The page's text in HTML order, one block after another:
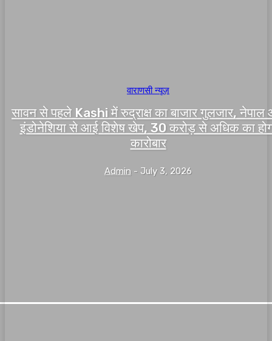
वाराणसी न्यूज़
सावन से पहले Kashi में रुद्राक्ष का बाजार गुलजार, नेपाल
इंडोनेशिया से आई विशेष खेप, 30 करोड़ से अधिक का
कारोबार
Admin - July 3, 2026